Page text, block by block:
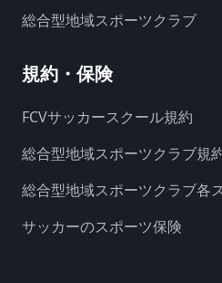
総合型地域スポーツクラブ
規約・保険
FCVサッカースクール規約
総合型地域スポーツクラブ規
総合型地域スポーツクラブ各
サッカーのスポーツ保険